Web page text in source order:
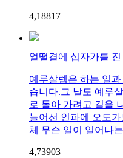
4,18817
얼떨결에 십자가를 진
예루살렘은 하는 일
습니다.그 날도 예루
로 돌아 가려고 길을
늘어선 인파에 오도
체 무슨 일이 일어나
4,73903